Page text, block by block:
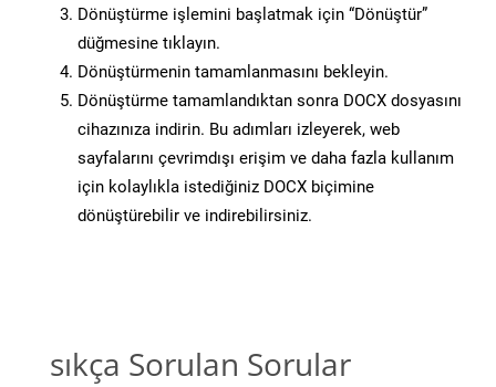
Dönüştürme işlemini başlatmak için “Dönüştür”
düğmesine tıklayın.
Dönüştürmenin tamamlanmasını bekleyin.
Dönüştürme tamamlandıktan sonra DOCX dosyasını
cihazınıza indirin. Bu adımları izleyerek, web
sayfalarını çevrimdışı erişim ve daha fazla kullanım
için kolaylıkla istediğiniz DOCX biçimine
dönüştürebilir ve indirebilirsiniz.
sıkça Sorulan Sorular